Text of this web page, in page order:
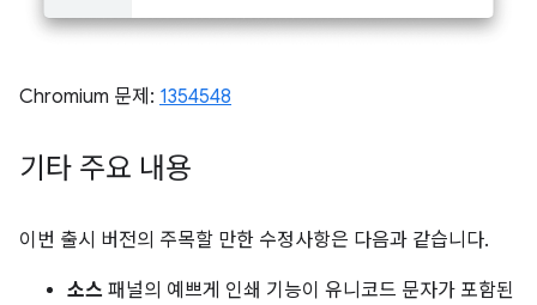
Chromium 문제: 1354548
기타 주요 내용
이번 출시 버전의 주목할 만한 수정사항은 다음과 같습니다.
소스 패널의 예쁘게 인쇄 기능이 유니코드 문자가 포함된